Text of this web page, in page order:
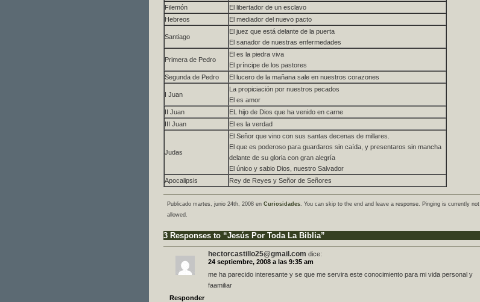
Filemón
El libertador de un esclavo
Hebreos
El mediador del nuevo pacto
Santiago
El juez que está delante de la puerta
El sanador de nuestras enfermedades
Primera de Pedro
El es la piedra viva
El príncipe de los pastores
Segunda de Pedro
El lucero de la mañana sale en nuestros corazones
I Juan
La propiciación por nuestros pecados
El es amor
II Juan
EL hijo de Dios que ha venido en carne
III Juan
El es la verdad
Judas
El Señor que vino con sus santas decenas de millares.
El que es poderoso para guardaros sin caída, y presentaros sin mancha
delante de su gloria con gran alegría
El único y sabio Dios, nuestro Salvador
Apocalipsis
Rey de Reyes y Señor de Señores
Publicado martes, junio 24th, 2008 en Curiosidades. You can skip to the end and leave a response. Pinging is currently not
allowed.
3 Responses to “Jesús Por Toda La Biblia”
hectorcastillo25@gmail.com dice:
24 septiembre, 2008 a las 9:35 am
me ha parecido interesante y se que me servira este conocimiento para mi vida personal y
faamiliar
Responder